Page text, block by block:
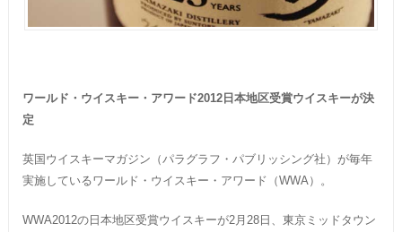
ワールド・ウイスキー・アワード2012日本地区受賞ウイスキーが決
定
英国ウイスキーマガジン（パラグラフ・パブリッシング社）が毎年
実施しているワールド・ウイスキー・アワード（WWA）。
WWA2012の日本地区受賞ウイスキーが2月28日、東京ミッドタウン